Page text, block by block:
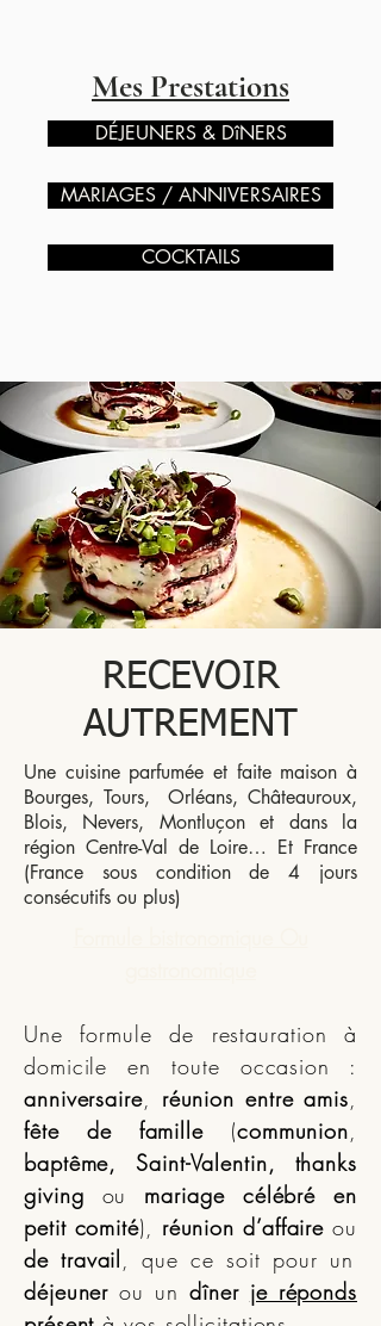
Mes Prestations
DÉJEUNERS & DîNERS
MARIAGES / ANNIVERSAIRES
COCKTAILS
RECEVOIR
AUTREMENT
Une cuisine parfumée et faite maison à
Bourges, Tours, Orléans, Châteauroux,
Blois, Nevers, Montluçon et dans la
région Centre-Val de Loire… Et France
(France sous condition de 4 jours
consécutifs ou plus)
Une formule de restauration à
domicile en toute occasion :
anniversaire, réunion entre amis,
fête de famille(communion,
baptême, Saint-Valentin, thanks
giving ou mariage célébré en
petit comité), réunion d’affaireou
de travail, que ce soit pour un
déjeunerou undîner je réponds